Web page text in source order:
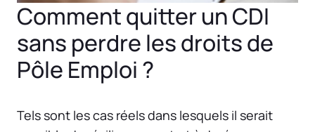
Comment quitter un CDI
sans perdre les droits de
Pôle Emploi ?
Tels sont les cas réels dans lesquels il serait